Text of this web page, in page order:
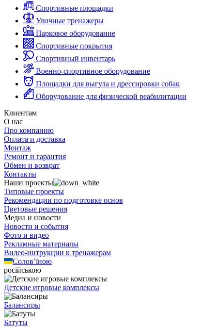
Спортивные площадки
Уличные тренажеры
Парковое оборудование
Спортивные покрытия
Спортивный инвентарь
Военно-спортивное оборудование
Площадки для выгула и дрессировки собак
Оборудование для физической реабилитации
Клиентам
О нас
Про компанию
Оплата и доставка
Монтаж
Ремонт и гарантия
Обмен и возврат
Контакты
Наши проекты
Типовые проекты
Рекомендации по подготовке основ
Цветовые решения
Медиа и новости
Новости и события
Фото и видео
Рекламные материалы
Видео-интрукции к тренажерам
Солов’їною
російською
Детские игровые комплексы
Балансиры
Батуты